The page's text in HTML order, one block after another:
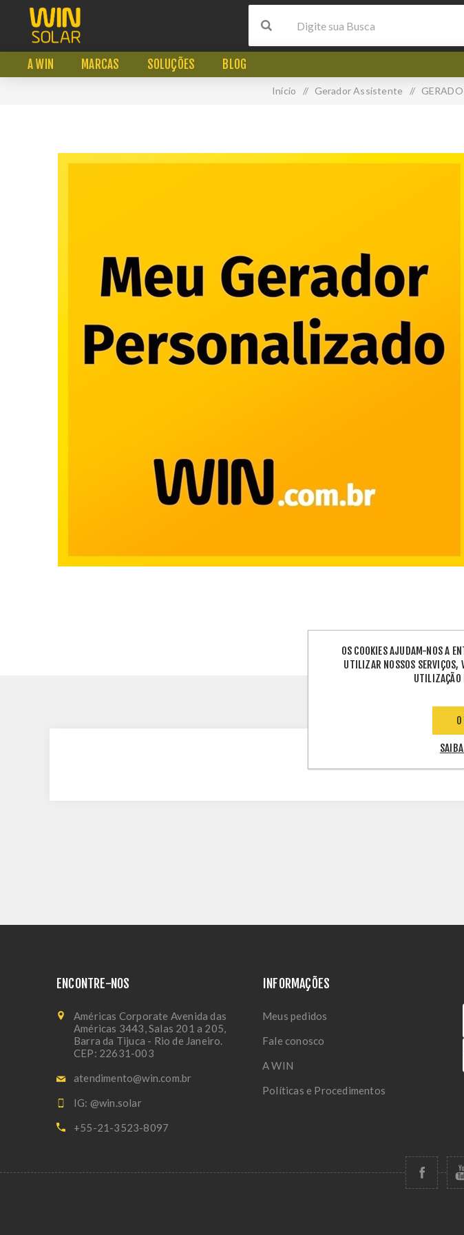
A WIN MARCAS SOLUÇÕES BLOG
Início / Gerador Assistente /
ETIQUETAS
ENCONTRE-NOS
Américas Corporate Avenida das
Américas 3443, Salas 201 a 205,
Barra da Tijuca - Rio de Janeiro.
CEP: 22631-003
atendimento@win.com.br
IG: @win.solar
+55-21-3523-8097
INFORMAÇÕES
Meus pedidos
Fale conosco
A WIN
Políticas e Procedimentos
OS COOKIES AJUDAM-NOS A
UTILIZAR NOSSOS SERVIÇOS,
UTILIZAÇÃO